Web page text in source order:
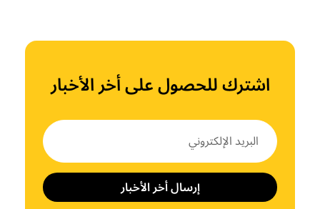
اشترك للحصول على أخر الأخبار
إرسال أخر الأخبار